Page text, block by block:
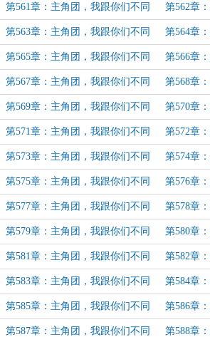
路（15） 路（16）
第561章：主角团，我跟你们不同
路（17）
第562章
路（18）
第563章：主角团，我跟你们不同
路（19）
第564章
路（20）
第565章：主角团，我跟你们不同
路（21）
第566章
路（22）
第567章：主角团，我跟你们不同
路（23）
第568章
路（24）
第569章：主角团，我跟你们不同
路（25）
第570章
路（26）
第571章：主角团，我跟你们不同
路（27）
第572章
路（28）
第573章：主角团，我跟你们不同
路（29）
第574章
路（30）
第575章：主角团，我跟你们不同
路（31）
第576章
路（32）
第577章：主角团，我跟你们不同
路（33）
第578章
路（34）
第579章：主角团，我跟你们不同
路（35）
第580章
路（36）
第581章：主角团，我跟你们不同
路（37）
第582章
路（38）
第583章：主角团，我跟你们不同
路（39）
第584章
路（40）
第585章：主角团，我跟你们不同
路（41）
第586章
路（42）
第587章：主角团，我跟你们不同 第588章